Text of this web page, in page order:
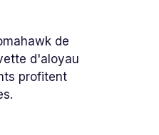
de
d'aloyau
profitent